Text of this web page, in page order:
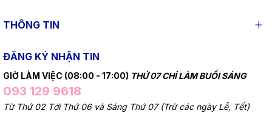
THÔNG TIN
ĐĂNG KÝ NHẬN TIN
GIỜ LÀM VIỆC (08:00 - 17:00) THỨ 07 CHỈ LÀM BUỔI SÁNG
093 129 9618
Từ Thứ 02 Tới Thứ 06 và Sáng Thứ 07 (Trừ các ngày Lễ, Tết)